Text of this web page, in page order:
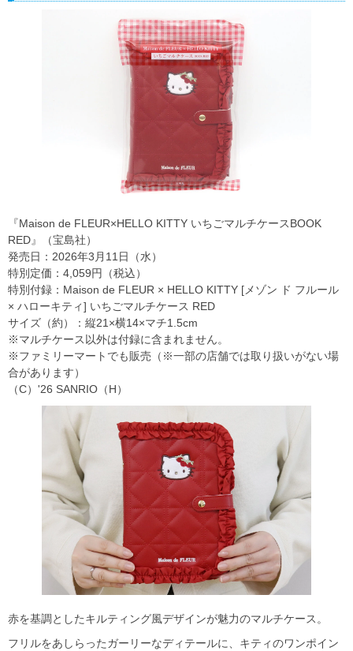
『Maison de FLEUR×HELLO KITTY いちごマルチケースBOOK
RED』（宝島社）
発売日：2026年3月11日（水）
特別定価：4,059円（税込）
特別付録：Maison de FLEUR × HELLO KITTY [メゾン ド フルール
× ハローキティ] いちごマルチケース RED
サイズ（約）：縦21×横14×マチ1.5cm
※マルチケース以外は付録に含まれません。
※ファミリーマートでも販売（※一部の店舗では取り扱いがない場
合があります）
（C）'26 SANRIO（H）
赤を基調としたキルティング風デザインが魅力のマルチケース。
フリルをあしらったガーリーなディテールに、キティのワンポイン